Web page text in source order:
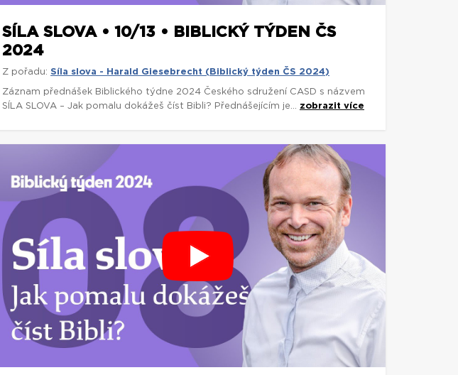
SÍLA SLOVA • 10/13 • BIBLICKÝ TÝDEN ČS
2024
Z pořadu: Síla slova - Harald Giesebrecht (Biblický týden ČS 2024)
Záznam přednášek Biblického týdne 2024 Českého sdružení CASD s názvem
SÍLA SLOVA – Jak pomalu dokážeš číst Bibli? Přednášejícím je... zobrazit více